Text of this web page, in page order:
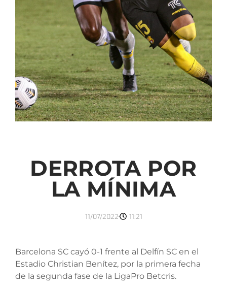
DERROTA POR
LA MÍNIMA
11/07/2022 11:21
Barcelona SC cayó 0-1 frente al Delfín SC en el
Estadio Christian Benítez, por la primera fecha
de la segunda fase de la LigaPro Betcris.